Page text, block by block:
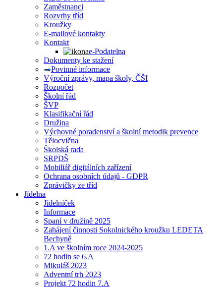
Zaměstnanci
Rozvrhy tříd
Kroužky
E-mailové kontakty
Kontakt
e-Podatelna
Dokumenty ke stažení
Povinné informace
Výroční zprávy, mapa školy, ČŠI
Rozpočet
Školní řád
ŠVP
Klasifikační řád
Družina
Výchovné poradenství a školní metodik prevence
Tělocvična
Školská rada
SRPDŠ
Mobiliář digitálních zařízení
Ochrana osobních údajů - GDPR
Zprávičky ze tříd
Jídelna
Jídelníček
Informace
Spaní v družině 2025
Zahájení činnosti Sokolnického kroužku LEDETA
Bechyně
1.A ve školním roce 2024-2025
72 hodin se 6.A
Mikuláš 2023
Adventní trh 2023
Projekt 72 hodin 7.A